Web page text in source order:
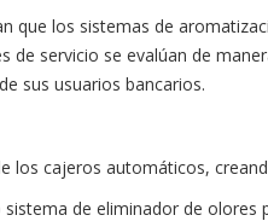
que los sistemas de
de servicio se evalúan de
sus usuarios bancarios.
los cajeros automáticos,
de eliminador de olores